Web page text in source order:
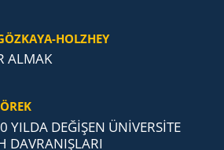
HOLZHEY
ALMAK
YILDA DEĞİŞEN ÜNİVERSİTE
DAVRANIŞLARI